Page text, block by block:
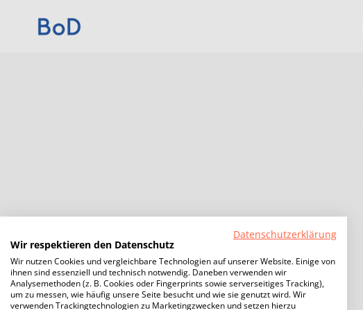
Datenschutzerklärung
Wir respektieren den Datenschutz
Wir nutzen Cookies und vergleichbare Technologien auf unserer Website. Einige von
ihnen sind essenziell und technisch notwendig. Daneben verwenden wir
Analysemethoden (z. B. Cookies oder Fingerprints sowie serverseitiges Tracking),
um zu messen, wie häufig unsere Seite besucht und wie sie genutzt wird. Wir
verwenden Trackingtechnologien zu Marketingzwecken und setzen hierzu